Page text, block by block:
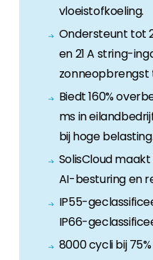
vloeistofkoeling.
Ondersteunt tot
en 21 A string-
zonneopbrengst
Biedt 160%
ms in
bij hoge belasting.
SolisCloud
AI-besturing en
IP55-
IP66-
8000 cycli bij